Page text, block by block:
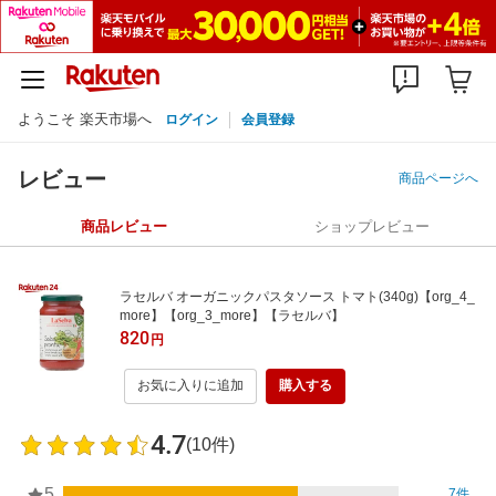
ようこそ 楽天市場へ ログイン 会員登録
レビュー 商品ページへ
商品レビュー ショップレビュー
ラセルバ オーガニックパスタソース トマト(340g)【org_4_
more】【org_3_more】【ラセルバ】
820円
お気に入りに追加 購入する
4.7(10件)